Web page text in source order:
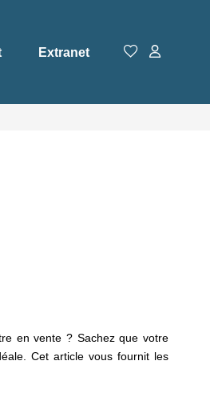
Extranet
en vente ? Sachez que votre
Cet article vous fournit les